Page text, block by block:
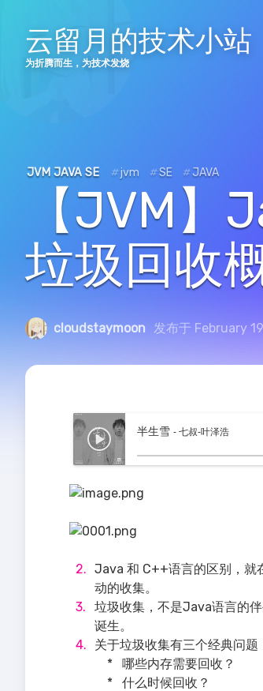
云留月的技术小站
为折腾而生，为技术发烧
JVM JAVA SE #jvm #SE #JAVA
【JVM】
垃圾回收
cloudstaymoon 发布于 February
半生雪 - 七叔-叶泽浩
Java 和 C++语言的区别，就
动的收集。
垃圾收集，不是Java语言的
诞生。
关于垃圾收集有三个经典问题
* 哪些内存需要回收？
* 什么时候回收？